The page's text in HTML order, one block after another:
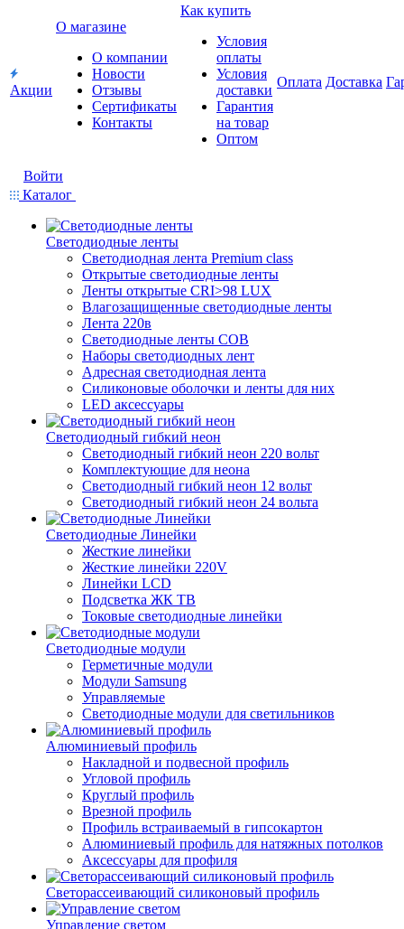
Акции
О магазине
О компании
Новости
Отзывы
Сертификаты
Контакты
Как купить
Условия
оплаты
Условия
доставки
Гарантия
на товар
Оптом
Оплата Доставка
Войти
Каталог
Светодиодные ленты
Светодиодная лента Premium class
Открытые светодиодные ленты
Ленты открытые CRI>98 LUX
Влагозащищенные светодиодные ленты
Лента 220в
Светодиодные ленты COB
Наборы светодиодных лент
Адресная светодиодная лента
Силиконовые оболочки и ленты для них
LED аксессуары
Светодиодный гибкий неон
Светодиодный гибкий неон 220 вольт
Комплектующие для неона
Светодиодный гибкий неон 12 вольт
Светодиодный гибкий неон 24 вольта
Светодиодные Линейки
Жесткие линейки
Жесткие линейки 220V
Линейки LCD
Подсветка ЖК ТВ
Токовые светодиодные линейки
Светодиодные модули
Герметичные модули
Модули Samsung
Управляемые
Светодиодные модули для светильников
Алюминиевый профиль
Накладной и подвесной профиль
Угловой профиль
Круглый профиль
Врезной профиль
Профиль встраиваемый в гипсокартон
Алюминиевый профиль для натяжных потолков
Аксессуары для профиля
Светорассеивающий силиконовый профиль
Управление светом